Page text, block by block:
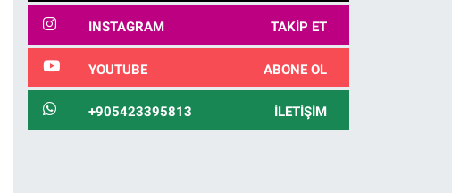
INSTAGRAM TAKIP ET
YOUTUBE ABONE OL
+905423395813 İLETIŞIM